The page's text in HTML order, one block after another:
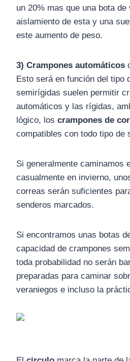
un 20% mas que una bota de
aislamiento de esta y una
este aumento de peso.
3) Crampones automáticos
Esto será en función del tipo
semirígidas suelen permitir
automáticos y las rígidas,
lógico, los crampones de
compatibles con todo tipo de
Si generalmente caminamos
casualmente en invierno,
correas serán suficientes
senderos marcados.
Si encontramos unas botas
capacidad de crampones
toda probabilidad no serán
preparadas para caminar
veraniegos e incluso la